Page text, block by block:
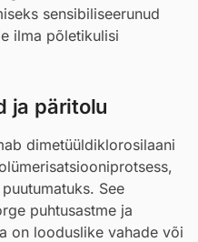
sensibiliseerunud
ilma põletikulisi
ja päritolu
dimetüüldiklorosilaani
See
puhtusastme ja
on looduslike vahade või